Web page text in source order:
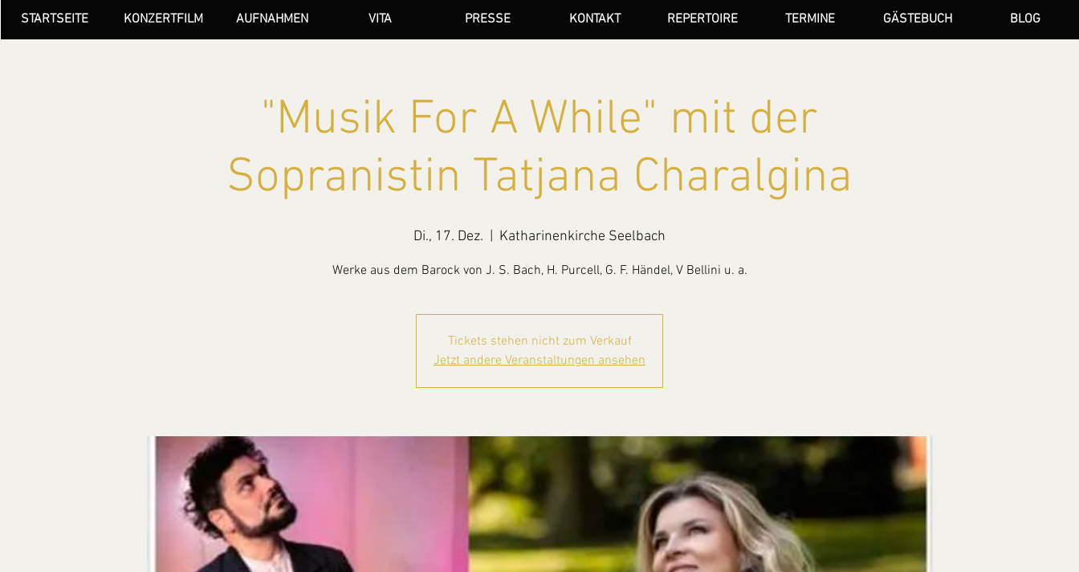
STARTSEITE KONZERTFILM AUFNAHMEN VITA PRESSE KONTAKT REPERTOIRE TERMINE GÄSTEBUCH BLOG
"Musik For A While" mit der
Sopranistin Tatjana Charalgina
Di., 17. Dez. Katharinenkirche Seelbach
Werke aus dem Barock von J. S. Bach, H. Purcell, G. F. Händel, V Bellini u. a.
Tickets stehen nicht zum Verkauf
Jetzt andere Veranstaltungen ansehen